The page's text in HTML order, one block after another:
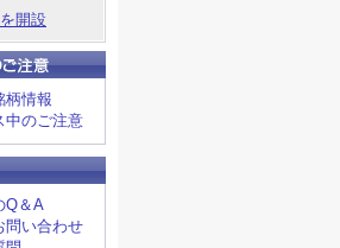
開設
柄情報
中のご注意
Q＆A
問い合わせ